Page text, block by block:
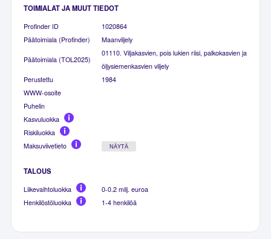
TOIMIALAT JA MUUT TIEDOT
Profinder ID
1020864
Päätoimiala (Profinder)
Maanviljely
Päätoimiala (TOL2025)
01110. Viljakasvien, pois lukien riisi, palkokasvien ja
öljysiemenkasvien viljely
Perustettu
1984
WWW-osoite
Puhelin
Kasvuluokka
Riskiluokka
Maksuviivetieto
NÄYTÄ
TALOUS
Liikevaihtoluokka
0-0.2 milj. euroa
Henkilöstöluokka
1-4 henkilöä